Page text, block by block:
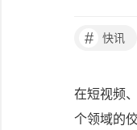
# 快讯
在短视频
个领域的